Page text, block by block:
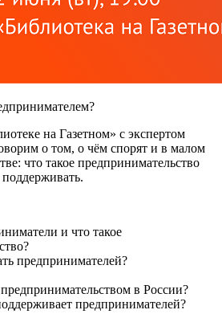
на Газетном» с экспертом
о том, о чём спорят и в малом
что такое предпринимательство
и что такое
предпринимателей?
в России?
предпринимателей?